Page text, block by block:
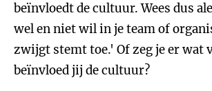
beïnvloedt de cultuur. Wees dus
wel en niet wil in je team of
zwijgt stemt toe.' Of zeg je er wat
beïnvloed jij de cultuur?